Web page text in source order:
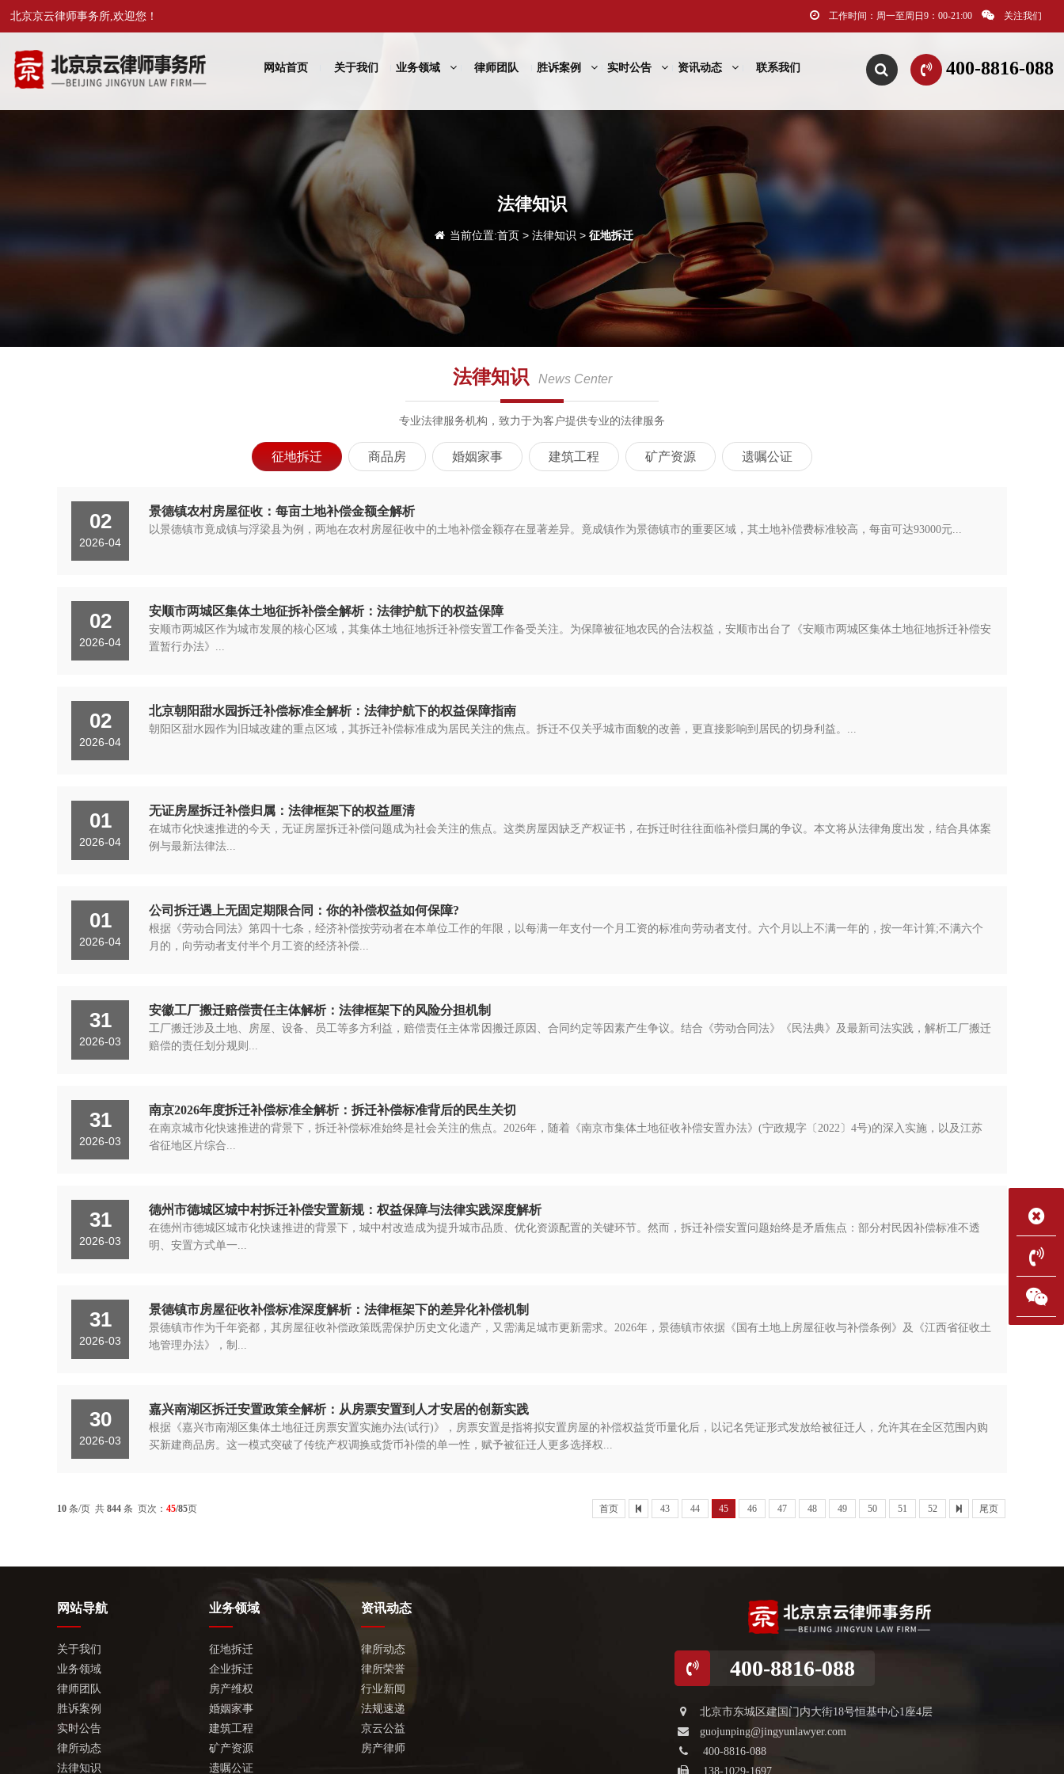
北京京云律师事务所,欢迎您！ 工作时间：周一至周日9：00-21:00 关注我们
400-8816-088
网站首页 关于我们 业务领域 律师团队 胜诉案例 实时公告 资讯动态 联系我们
法律知识
当前位置:首页 >法律知识 >征地拆迁
法律知识 News Center
专业法律服务机构，致力于为客户提供专业的法律服务
征地拆迁 商品房 婚姻家事 建筑工程 矿产资源 遗嘱公证
02
2026-04
景德镇农村房屋征收：每亩土地补偿金额全解析
以景德镇市竟成镇与浮梁县为例，两地在农村房屋征收中的土地补偿金额存在显著差异。竟成镇作为景德镇市的重要区域，其土地补偿费标准较高，每亩可达93000元...
02
2026-04
安顺市两城区集体土地征拆补偿全解析：法律护航下的权益保障
安顺市两城区作为城市发展的核心区域，其集体土地征地拆迁补偿安置工作备受关注。为保障被征地农民的合法权益，安顺市出台了《安顺市两城区集体土地征地拆迁补偿安
置暂行办法》...
02
2026-04
北京朝阳甜水园拆迁补偿标准全解析：法律护航下的权益保障指南
朝阳区甜水园作为旧城改建的重点区域，其拆迁补偿标准成为居民关注的焦点。拆迁不仅关乎城市面貌的改善，更直接影响到居民的切身利益。...
01
2026-04
无证房屋拆迁补偿归属：法律框架下的权益厘清
在城市化快速推进的今天，无证房屋拆迁补偿问题成为社会关注的焦点。这类房屋因缺乏产权证书，在拆迁时往往面临补偿归属的争议。本文将从法律角度出发，结合具体案
例与最新法律法...
01
2026-04
公司拆迁遇上无固定期限合同：你的补偿权益如何保障?
根据《劳动合同法》第四十七条，经济补偿按劳动者在本单位工作的年限，以每满一年支付一个月工资的标准向劳动者支付。六个月以上不满一年的，按一年计算;不满六个
月的，向劳动者支付半个月工资的经济补偿...
31
2026-03
安徽工厂搬迁赔偿责任主体解析：法律框架下的风险分担机制
工厂搬迁涉及土地、房屋、设备、员工等多方利益，赔偿责任主体常因搬迁原因、合同约定等因素产生争议。结合《劳动合同法》《民法典》及最新司法实践，解析工厂搬迁
赔偿的责任划分规则...
31
2026-03
南京2026年度拆迁补偿标准全解析：拆迁补偿标准背后的民生关切
在南京城市化快速推进的背景下，拆迁补偿标准始终是社会关注的焦点。2026年，随着《南京市集体土地征收补偿安置办法》(宁政规字〔2022〕4号)的深入实施，以及江苏
省征地区片综合...
31
2026-03
德州市德城区城中村拆迁补偿安置新规：权益保障与法律实践深度解析
在德州市德城区城市化快速推进的背景下，城中村改造成为提升城市品质、优化资源配置的关键环节。然而，拆迁补偿安置问题始终是矛盾焦点：部分村民因补偿标准不透
明、安置方式单一...
31
2026-03
景德镇市房屋征收补偿标准深度解析：法律框架下的差异化补偿机制
景德镇市作为千年瓷都，其房屋征收补偿政策既需保护历史文化遗产，又需满足城市更新需求。2026年，景德镇市依据《国有土地上房屋征收与补偿条例》及《江西省征收土
地管理办法》，制...
30
2026-03
嘉兴南湖区拆迁安置政策全解析：从房票安置到人才安居的创新实践
根据《嘉兴市南湖区集体土地征迁房票安置实施办法(试行)》，房票安置是指将拟安置房屋的补偿权益货币量化后，以记名凭证形式发放给被征迁人，允许其在全区范围内购
买新建商品房。这一模式突破了传统产权调换或货币补偿的单一性，赋予被征迁人更多选择权...
10 条/页 共 844 条 页次： 45/85页 首页 43 44 45 46 47 48 49 50 51 52 尾页
网站导航
关于我们
业务领域
律师团队
胜诉案例
实时公告
律所动态
法律知识
业务领域
征地拆迁
企业拆迁
房产维权
婚姻家事
建筑工程
矿产资源
遗嘱公证
资讯动态
律所动态
律所荣誉
行业新闻
法规速递
京云公益
房产律师
400-8816-088
北京市东城区建国门内大街18号恒基中心1座4层
guojunping@jingyunlawyer.com
400-8816-088
138-1029-1697